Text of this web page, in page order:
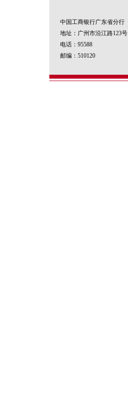
中国工商银行广东省分行
地址：广州市沿江路123号
电话：95588
邮编：510120